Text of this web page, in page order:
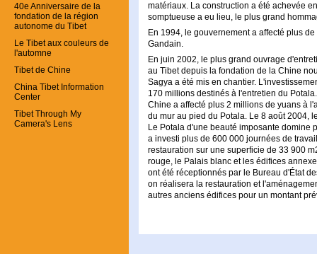
40e Anniversaire de la
fondation de la région
autonome du Tibet
Le Tibet aux couleurs de
l'automne
Tibet de Chine
China Tibet Information
Center
Tibet Through My
Camera's Lens
matériaux. La construction a été achevée
somptueuse a eu lieu, le plus grand
En 1994, le gouvernement a affecté plus
Gandain.
En juin 2002, le plus grand ouvrage
au Tibet depuis la fondation de la Chine
Sagya a été mis en chantier.
170 millions destinés à l'entretien du
Chine a affecté plus 2 millions de yuans à
du mur au pied du Potala. Le 8 août 2004,
Le Potala d'une beauté imposante domine
a investi plus de 600 000 journées de
restauration sur une superficie de 33 900
rouge, le Palais blanc et les édifices
ont été réceptionnés par le Bureau d'État
on réalisera la restauration et
autres anciens édifices pour un montant